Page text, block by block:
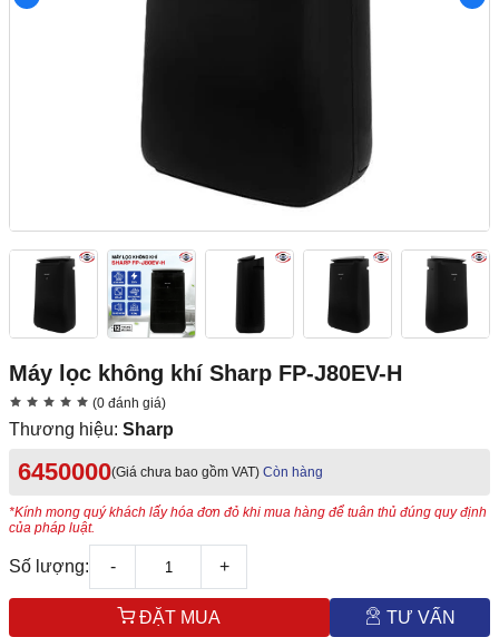
Máy lọc không khí Sharp FP-J80EV-H
(0 đánh giá)
Thương hiệu: Sharp
6450000(Giá chưa bao gồm VAT) Còn hàng
*Kính mong quý khách lấy hóa đơn đỏ khi mua hàng để tuân thủ đúng quy định
của pháp luật.
Số lượng: - +
ĐẶT MUA TƯ VẤN